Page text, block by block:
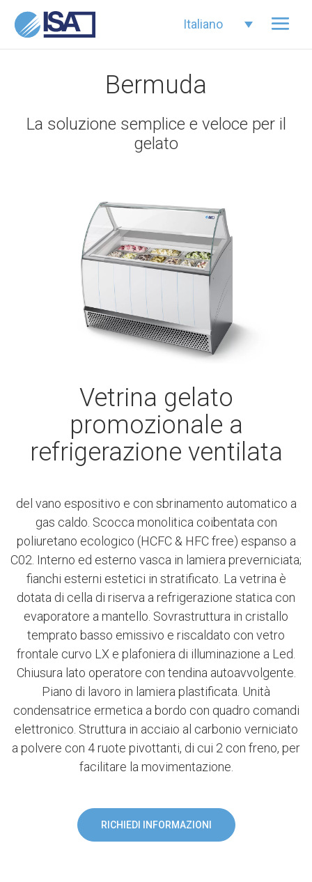
Italiano
Bermuda
La soluzione semplice e veloce per il
gelato
Vetrina gelato
promozionale a
refrigerazione ventilata
del vano espositivo e con sbrinamento automatico a
gas caldo. Scocca monolitica coibentata con
poliuretano ecologico (HCFC & HFC free) espanso a
C02. Interno ed esterno vasca in lamiera preverniciata;
fianchi esterni estetici in stratificato. La vetrina è
dotata di cella di riserva a refrigerazione statica con
evaporatore a mantello. Sovrastruttura in cristallo
temprato basso emissivo e riscaldato con vetro
frontale curvo LX e plafoniera di illuminazione a Led.
Chiusura lato operatore con tendina autoavvolgente.
Piano di lavoro in lamiera plastificata. Unità
condensatrice ermetica a bordo con quadro comandi
elettronico. Struttura in acciaio al carbonio verniciato
a polvere con 4 ruote pivottanti, di cui 2 con freno, per
facilitare la movimentazione.
RICHIEDI INFORMAZIONI